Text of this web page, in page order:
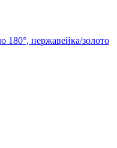
180°, нержавейка/золото